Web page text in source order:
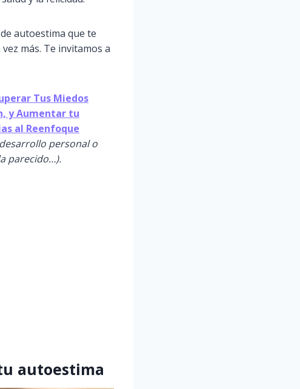
autoestima que te
más. Te invitamos a
Tus Miedos
y Aumentar tu
al Reenfoque
personal o
parecido…).
autoestima